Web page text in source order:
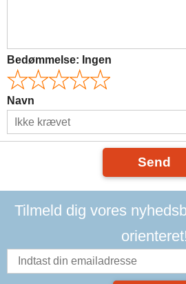
Bedømmelse: Ingen
Navn
Send
Tilmeld dig vores
orienteret!